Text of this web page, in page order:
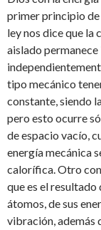
primer principio
ley nos dice que la
aislado
tipo mecánico
constante, siendo
pero esto ocurre
de espacio vacío,
energía mecánica
calorífica. Otro
que es el resultado
átomos, de sus
vibración, además